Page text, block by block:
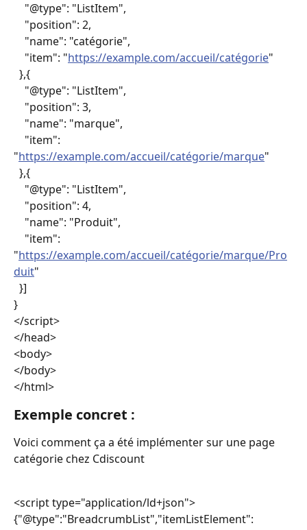
"@type": "ListItem",
"position": 2,
"name": "catégorie",
"item": "https://example.com/accueil/catégorie"
},{
"@type": "ListItem",
"position": 3,
"name": "marque",
"item":
"https://example.com/accueil/catégorie/marque"
},{
"@type": "ListItem",
"position": 4,
"name": "Produit",
"item":
"https://example.com/accueil/catégorie/marque/Pro
duit"
}]
}
</script>
</head>
<body>
</body>
</html>
Exemple concret :
Voici comment ça a été implémenter sur une page
catégorie chez Cdiscount
<script type="application/ld+json">
{"@type":"BreadcrumbList","itemListElement":